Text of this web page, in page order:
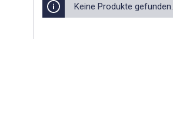
Keine Produkte gefunden.